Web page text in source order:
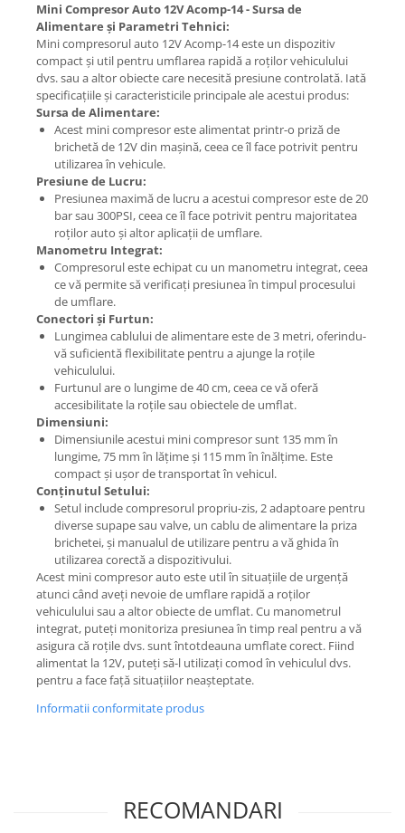
Mini Compresor Auto 12V Acomp-14 - Sursa de
Alimentare și Parametri Tehnici:
Mini compresorul auto 12V Acomp-14 este un dispozitiv
compact și util pentru umflarea rapidă a roților vehiculului
dvs. sau a altor obiecte care necesită presiune controlată. Iată
specificațiile și caracteristicile principale ale acestui produs:
Sursa de Alimentare:
Acest mini compresor este alimentat printr-o priză de
brichetă de 12V din mașină, ceea ce îl face potrivit pentru
utilizarea în vehicule.
Presiune de Lucru:
Presiunea maximă de lucru a acestui compresor este de 20
bar sau 300PSI, ceea ce îl face potrivit pentru majoritatea
roților auto și altor aplicații de umflare.
Manometru Integrat:
Compresorul este echipat cu un manometru integrat, ceea
ce vă permite să verificați presiunea în timpul procesului
de umflare.
Conectori și Furtun:
Lungimea cablului de alimentare este de 3 metri, oferindu-
vă suficientă flexibilitate pentru a ajunge la roțile
vehiculului.
Furtunul are o lungime de 40 cm, ceea ce vă oferă
accesibilitate la roțile sau obiectele de umflat.
Dimensiuni:
Dimensiunile acestui mini compresor sunt 135 mm în
lungime, 75 mm în lățime și 115 mm în înălțime. Este
compact și ușor de transportat în vehicul.
Conținutul Setului:
Setul include compresorul propriu-zis, 2 adaptoare pentru
diverse supape sau valve, un cablu de alimentare la priza
brichetei, și manualul de utilizare pentru a vă ghida în
utilizarea corectă a dispozitivului.
Acest mini compresor auto este util în situațiile de urgență
atunci când aveți nevoie de umflare rapidă a roților
vehiculului sau a altor obiecte de umflat. Cu manometrul
integrat, puteți monitoriza presiunea în timp real pentru a vă
asigura că roțile dvs. sunt întotdeauna umflate corect. Fiind
alimentat la 12V, puteți să-l utilizați comod în vehiculul dvs.
pentru a face față situațiilor neașteptate.
Informatii conformitate produs
RECOMANDARI